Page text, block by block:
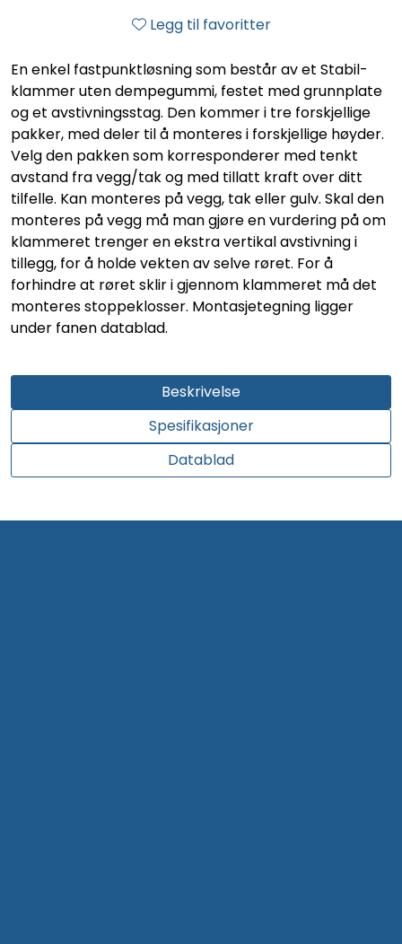
Beskrivelse
Spesifikasjoner
Datablad
Legg til favoritter
En enkel fastpunktløsning som består av et Stabil-
klammer uten dempegummi, festet med grunnplate
og et avstivningsstag. Den kommer i tre forskjellige
pakker, med deler til å monteres i forskjellige høyder.
Velg den pakken som korresponderer med tenkt
avstand fra vegg/tak og med tillatt kraft over ditt
tilfelle. Kan monteres på vegg, tak eller gulv. Skal den
monteres på vegg må man gjøre en vurdering på om
klammeret trenger en ekstra vertikal avstivning i
tillegg, for å holde vekten av selve røret. For å
forhindre at røret sklir i gjennom klammeret må det
monteres stoppeklosser. Montasjetegning ligger
under fanen datablad.